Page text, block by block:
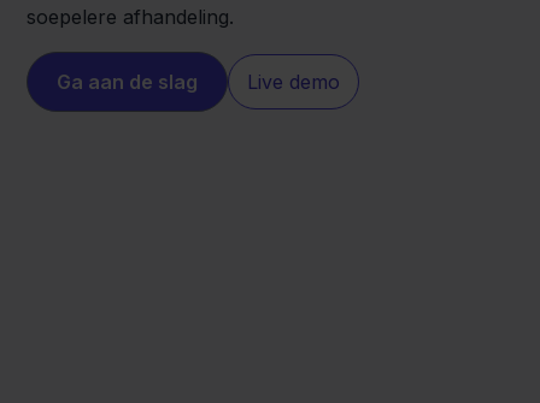
soepelere afhandeling.
Ga aan de slag Live demo